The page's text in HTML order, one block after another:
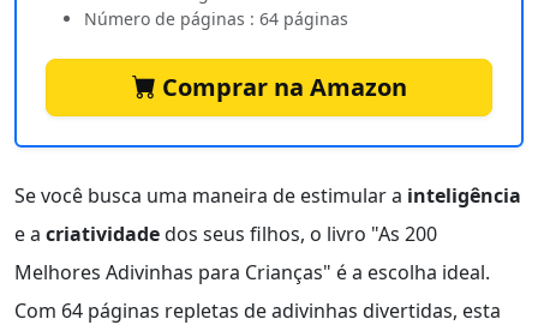
Número de páginas : 64 páginas
Comprar na Amazon
Se você busca uma maneira de estimular a inteligência
e a criatividadedos seus filhos, o livro "As 200
Melhores Adivinhas para Crianças" é a escolha ideal.
Com 64 páginas repletas de adivinhas divertidas, esta